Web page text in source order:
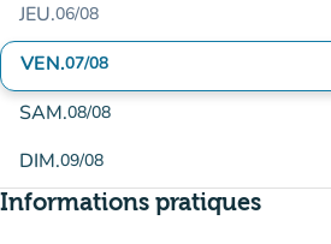
JEU.06/08
VEN.07/08
SAM.08/08
DIM.09/08
Informations pratiques